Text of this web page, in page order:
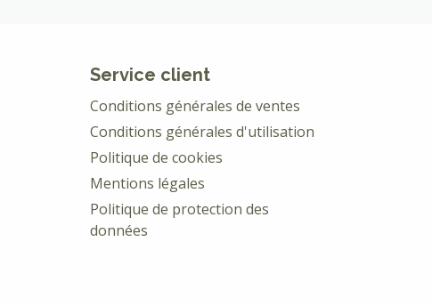
Service client
Conditions générales de ventes
Conditions générales d'utilisation
Politique de cookies
Mentions légales
Politique de protection des
données